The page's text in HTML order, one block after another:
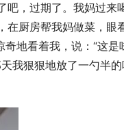
吧，过期了。我妈过来
在厨房帮我妈做菜，眼
奇地看着我，说：“这是
我狠狠地放了一勺半